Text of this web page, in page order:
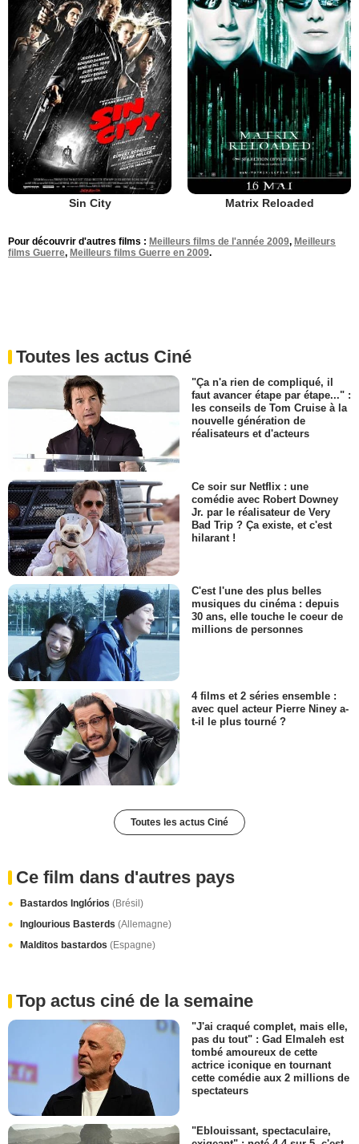
Sin City Matrix Reloaded
Pour découvrir d'autres films : Meilleurs films de l'année 2009, Meilleurs
films Guerre, Meilleurs films Guerre en 2009.
Toutes les actus Ciné
"Ça n'a rien de compliqué, il
faut avancer étape par étape..." :
les conseils de Tom Cruise à la
nouvelle génération de
réalisateurs et d'acteurs
Ce soir sur Netflix : une
comédie avec Robert Downey
Jr. par le réalisateur de Very
Bad Trip ? Ça existe, et c'est
hilarant !
C'est l'une des plus belles
musiques du cinéma : depuis
30 ans, elle touche le coeur de
millions de personnes
4 films et 2 séries ensemble :
avec quel acteur Pierre Niney a-
t-il le plus tourné ?
Toutes les actus Ciné
Ce film dans d'autres pays
Bastardos Inglórios (Brésil)
Inglourious Basterds (Allemagne)
Malditos bastardos (Espagne)
Top actus ciné de la semaine
"J'ai craqué complet, mais elle,
pas du tout" : Gad Elmaleh est
tombé amoureux de cette
actrice iconique en tournant
cette comédie aux 2 millions de
spectateurs
"Eblouissant, spectaculaire,